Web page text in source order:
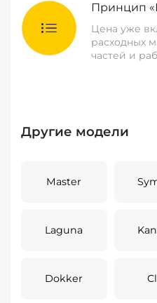
Принцип
Цена уже
расходных
частей и
Другие модели
Master
Laguna
Dokker